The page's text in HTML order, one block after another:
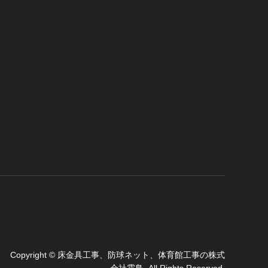
Copyright © 床金具工事、防球ネット、体育館工事の株式